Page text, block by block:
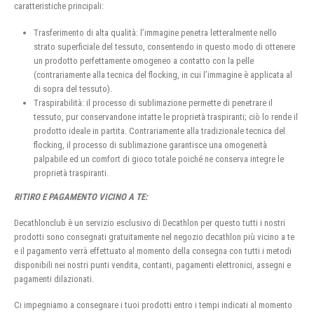
caratteristiche principali:
Trasferimento di alta qualità: l’immagine penetra letteralmente nello
strato superficiale del tessuto, consentendo in questo modo di ottenere
un prodotto perfettamente omogeneo a contatto con la pelle
(contrariamente alla tecnica del flocking, in cui l’immagine è applicata al
di sopra del tessuto).
Traspirabilità: il processo di sublimazione permette di penetrare il
tessuto, pur conservandone intatte le proprietà traspiranti; ciò lo rende il
prodotto ideale in partita. Contrariamente alla tradizionale tecnica del
flocking, il processo di sublimazione garantisce una omogeneità
palpabile ed un comfort di gioco totale poiché ne conserva integre le
proprietà traspiranti.
RITIRO E PAGAMENTO VICINO A TE:
Decathlonclub è un servizio esclusivo di Decathlon per questo tutti i nostri
prodotti sono consegnati gratuitamente nel negozio decathlon più vicino a te
e il pagamento verrà effettuato al momento della consegna con tutti i metodi
disponibili nei nostri punti vendita, contanti, pagamenti elettronici, assegni e
pagamenti dilazionati.
Ci impegniamo a consegnare i tuoi prodotti entro i tempi indicati al momento